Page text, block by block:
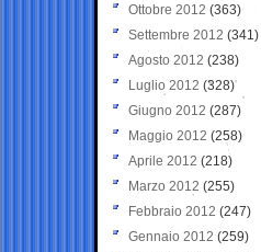
Ottobre 2012 (363)
Settembre 2012 (341)
Agosto 2012 (238)
Luglio 2012 (328)
Giugno 2012 (287)
Maggio 2012 (258)
Aprile 2012 (218)
Marzo 2012 (255)
Febbraio 2012 (247)
Gennaio 2012 (259)